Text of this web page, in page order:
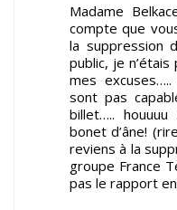
Madame
compte que
la suppression
public, je
mes
sont pas
billet…..
bonet d’âne!
reviens à la
groupe France
pas le rapport